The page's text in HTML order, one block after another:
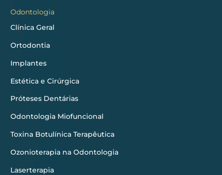
Odontologia
Clínica Geral
Ortodontia
Implantes
Estética e Cirúrgica
Próteses Dentárias
Odontologia Miofuncional
Toxina Botulínica Terapêutica
Ozonioterapia na Odontologia
Laserterapia